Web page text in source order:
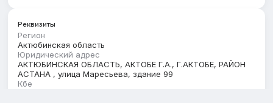
Реквизиты
Регион
Актюбинская область
Юридический адрес
АКТЮБИНСКАЯ ОБЛАСТЬ, АКТОБЕ Г.А., Г.АКТОБЕ, РАЙОН
АСТАНА , улица Маресьева, здание 99
Кбе